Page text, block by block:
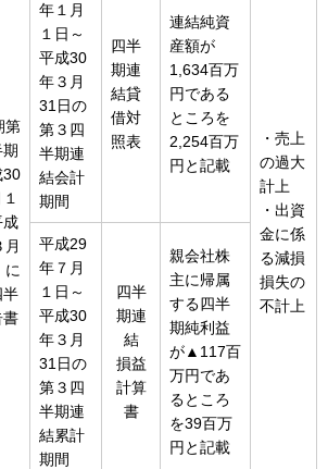
第
期
30
成
月
に
半
書
年１月
１日～
平成30
年３月
31日の
第３四
半期連
結会計
期間
四半
期連
結貸
借対
照表
連結純資
産額が
1,634百万
円である
ところを
2,254百万
円と記載
・売上
の過大
計上
・出資
金に係
る減損
損失の
不計上
平成29
年７月
１日～
平成30
年３月
31日の
第３四
半期連
結累計
期間
四半
期連
結
損益
計算
書
親会社株
主に帰属
する四半
期純利益
が▲117百
万円であ
るところ
を39百万
円と記載